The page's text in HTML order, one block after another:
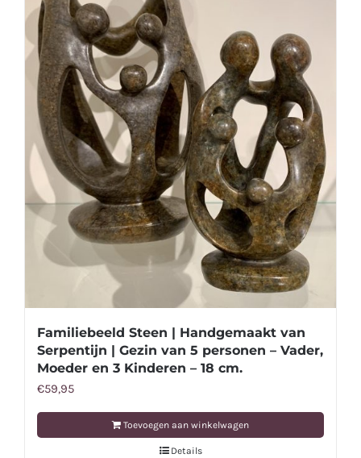
Familiebeeld Steen | Handgemaakt van
Serpentijn | Gezin van 5 personen – Vader,
Moeder en 3 Kinderen – 18 cm.
€59,95
Toevoegen aan winkelwagen
Details